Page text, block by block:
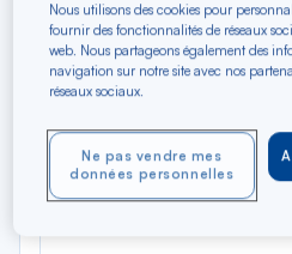
Filtrer
Précédent
N/A*
Aller / Retour —
Nous utilisons des cookies pour
fournir des fonctionnalités de réseaux
web. Nous partageons également des
navigation sur notre site avec nos
réseaux sociaux.
Ne pas vendre mes
données personnelles